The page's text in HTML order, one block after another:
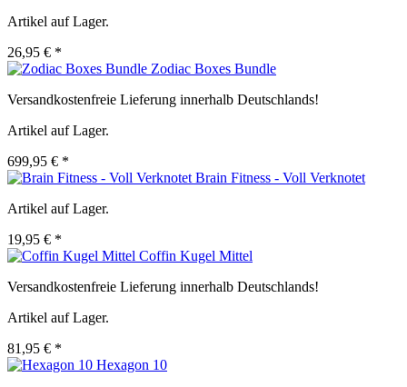
Artikel auf Lager.
26,95 € *
Zodiac Boxes Bundle
Versandkostenfreie Lieferung innerhalb Deutschlands!
Artikel auf Lager.
699,95 € *
Brain Fitness - Voll Verknotet
Artikel auf Lager.
19,95 € *
Coffin Kugel Mittel
Versandkostenfreie Lieferung innerhalb Deutschlands!
Artikel auf Lager.
81,95 € *
Hexagon 10